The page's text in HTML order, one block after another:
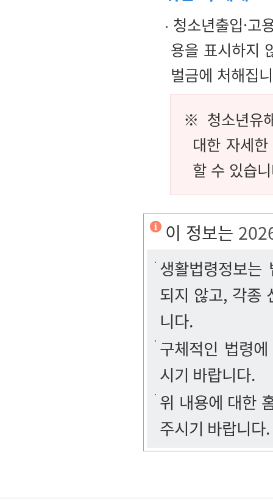
청소년출입·고
용을 표시하지
벌금에 처해집
※ 청소년유
대한 자세
할 수 있습
이 정보는
생활법령정보
되지 않고, 각종
니다.
구체적인 법령
시기 바랍니다.
위 내용에 대한
주시기 바랍니다.